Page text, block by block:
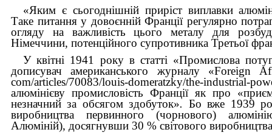
«Яким є сьогоднішній приріст виплавки
Таке питання у довоєнній Франції регулярно
огляду на важливість цього металу для
Німеччини, потенційного супротивника Третьої
У квітні 1941 року в статті «Промислова
дописувач американського журналу «Foreign
com/articles/70083/louis-domeratzky/the-industrial-
алюмінієву промисловість Франції як про
незначний за обсягом здобуток». Бо вже 1939
виробництва первинного (чорнового)
Алюміній), досягнувши 30 % світового виробництва